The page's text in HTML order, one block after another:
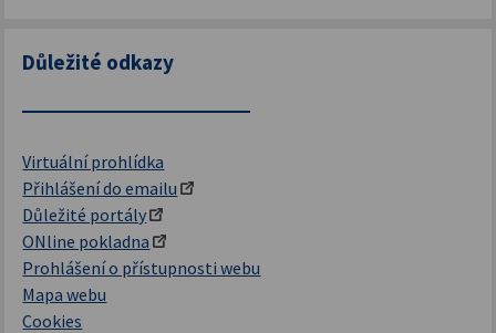
Důležité odkazy
Virtuální prohlídka
Přihlášení do emailu
Důležité portály
ONline pokladna
Prohlášení o přístupnosti webu
Mapa webu
Cookies